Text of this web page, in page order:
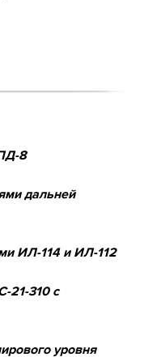
8
дальней
ИЛ-114 и ИЛ-112
21-310 с
уровня